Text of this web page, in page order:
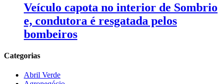
Veículo capota no interior de Sombrio
e, condutora é resgatada pelos
bombeiros
Categorias
Abril Verde